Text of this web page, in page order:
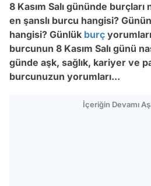
8 Kasım Salı gününde
en şanslı burcu hangisi?
hangisi? Günlük burç
burcunun 8 Kasım Salı günü
günde aşk, sağlık, kariyer ve
burcunuzun yorumları...
İçeriğin Devamı